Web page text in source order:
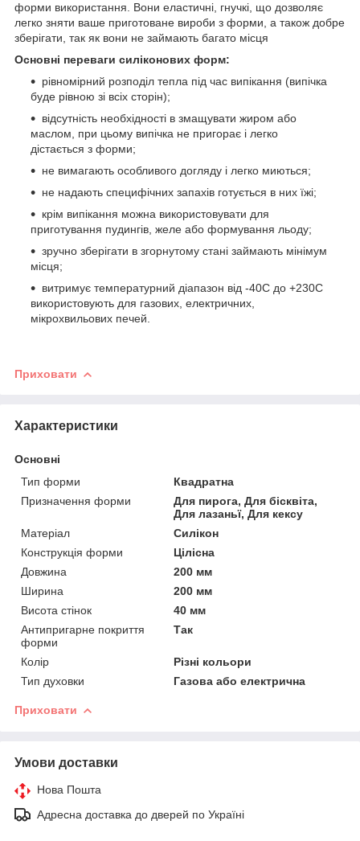
форми використання. Вони еластичні, гнучкі, що дозволяє
легко зняти ваше приготоване вироби з форми, а також добре
зберігати, так як вони не займають багато місця
Основні переваги силіконових форм:
рівномірний розподіл тепла під час випікання (випічка
буде рівною зі всіх сторін);
відсутність необхідності в змащувати жиром або
маслом, при цьому випічка не пригорає і легко
дістається з форми;
не вимагають особливого догляду і легко миються;
не надають специфічних запахів готується в них їжі;
крім випікання можна використовувати для
приготування пудингів, желе або формування льоду;
зручно зберігати в згорнутому стані займають мінімум
місця;
витримує температурний діапазон від -40С до +230С
використовують для газових, електричних,
мікрохвильових печей.
Приховати
Характеристики
Основні
Тип форми
Квадратна
Призначення форми
Для пирога, Для бісквіта,
Для лазаньї, Для кексу
Матеріал
Силікон
Конструкція форми
Цілісна
Довжина
200 мм
Ширина
200 мм
Висота стінок
40 мм
Антипригарне покриття
форми
Так
Колір
Різні кольори
Тип духовки
Газова або електрична
Приховати
Умови доставки
Нова Пошта
Адресна доставка до дверей по Україні